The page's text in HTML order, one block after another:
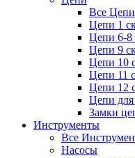
Все Цепи
Цепи 1
Цепи 6-8
Цепи 9
Цепи 10
Цепи 11
Цепи 12
Цепи для
Замки
Инструменты
Все
Насосы